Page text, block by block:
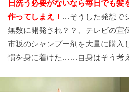
日洗う必要がないなら毎日でも髪
作ってしまえ！
…そうした発想で
無数に開発され？？、テレビの宣
市販のシャンプー剤を大量に購入
慣を身に着けた……自身はそう考